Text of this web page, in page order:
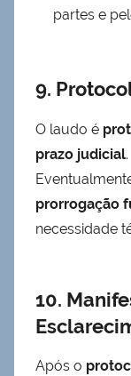
partes e
9.
O laudo é
prazo judicial.
prorrogação
necessidade
10.
Após o